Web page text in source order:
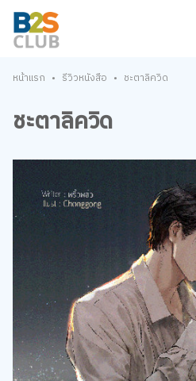
หน้าแรก • รีวิวหนังสือ • ชะตาลิควิด
ชะตาลิควิด